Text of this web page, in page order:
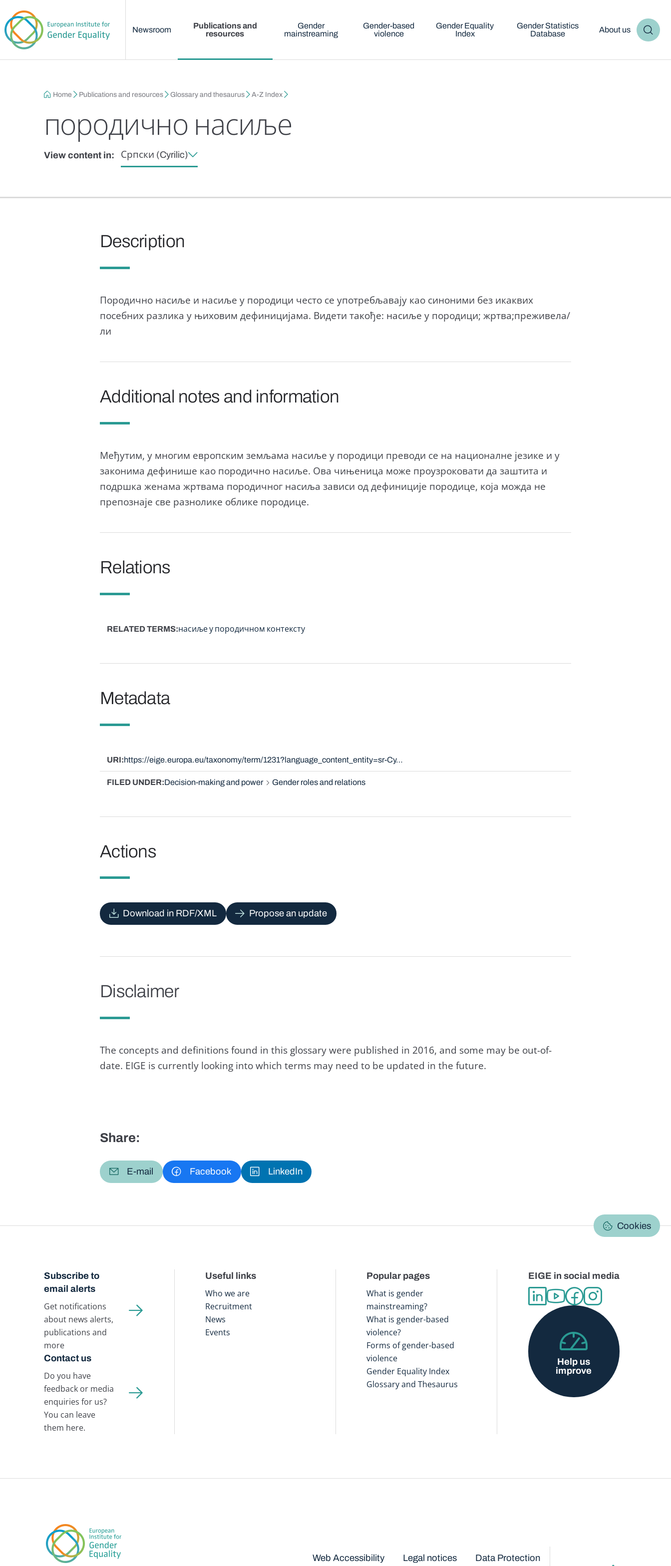
Newsroom
Publications and
resources
Gender
mainstreaming
Gender-based
violence
Gender Equality
Index
Gender Statistics
Database
About us
Breadcrumb
Home Publications and resources Glossary and thesaurus A-Z Index
породично насиље
View content in: Српски (Cyrilic)
Description
Породично насиље и насиље у породици често се употребљавају као синоними без икаквих
посебних разлика у њиховим дефиницијама. Видети такође: насиље у породици; жртва;преживела/
ли
Additional notes and information
Међутим, у многим европским земљама насиље у породици преводи се на националне језике и у
законима дефинише као породично насиље. Ова чињеница може проузроковати да заштита и
подршка женама жртвама породичног насиља зависи од дефиниције породице, која можда не
препознаје све разнолике облике породице.
Relations
RELATED TERMS насиље у породичном контексту
Metadata
URI https://eige.europa.eu/taxonomy/term/1231?language_content_entity=sr-Cy…
FILED UNDER Decision-making and power Gender roles and relations
Actions
Download in RDF/XML Propose an update
Disclaimer
The concepts and definitions found in this glossary were published in 2016, and some may be out-of-
date. EIGE is currently looking into which terms may need to be updated in the future.
Share:
E-mail Facebook LinkedIn
Cookies
Subscribe to
email alerts
Get notifications
about news alerts,
publications and
more
Contact us
Do you have
feedback or media
enquiries for us?
You can leave
them here.
Useful links
Who we are
Recruitment
News
Events
Popular pages
What is gender
mainstreaming?
What is gender-based
violence?
Forms of gender-based
violence
Gender Equality Index
Glossary and Thesaurus
EIGE in social media
Help us
improve
Web Accessibility Legal notices
Data Protection